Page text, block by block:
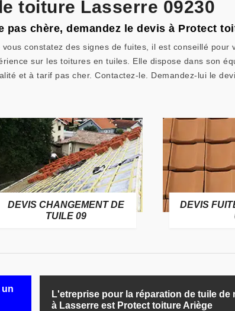
toiture Lasserre 09230
pas chère, demandez le devis à Protect
constatez des signes de fuites, il est conseillé
sur les toitures en tuiles. Elle dispose dans son
et à tarif pas cher. Contactez-le. Demandez-lui le
DEVIS CHANGEMENT DE
TUILE 09
DEVIS
un
L'etreprise pour la réparation de tuile de
à Lasserre est Protect toiture Ariège